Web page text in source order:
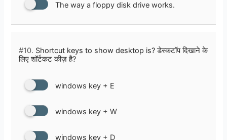
The way a floppy disk drive works.
#10. Shortcut keys to show desktop is? डेस्कटॉप दिखाने के
लिए शॉर्टकट कीज़ है?
windows key + E
windows key + W
windows key + D